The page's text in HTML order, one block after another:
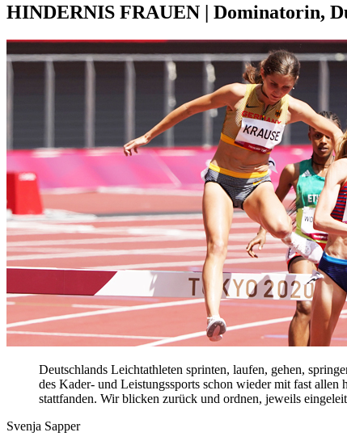
HINDERNIS FRAUEN | Dominatorin,
Deutschlands Leichtathleten sprinten, laufen, gehen,
des Kader- und Leistungssports schon wieder mit fast
stattfanden. Wir blicken zurück und ordnen, jeweils
Svenja Sapper